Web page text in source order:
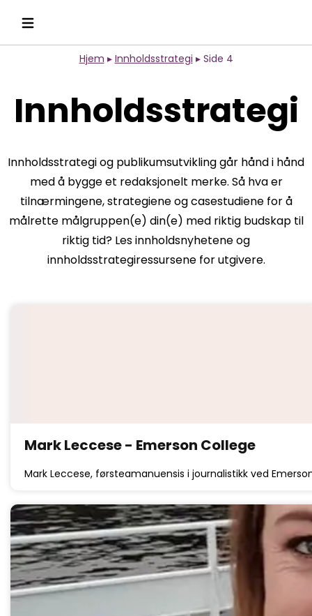
Hjem ▸ Innholdsstrategi ▸ Side 4
Innholdsstrategi
Innholdsstrategi og publikumsutvikling går hånd i hånd
med å bygge et redaksjonelt merke. Så hva er
tilnærmingene, strategiene og casestudiene for å
målrette målgruppen(e) din(e) med riktig budskap til
riktig tid? Les innholdsnyhetene og
innholdsstrategiressursene for utgivere.
Mark Leccese - Emerson College
Mark Leccese, førsteamanuensis i journalistikk ved